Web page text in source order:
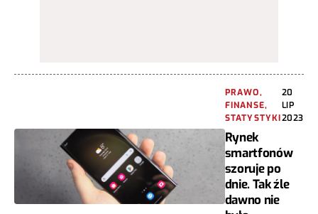
PRAWO,
FINANSE,
STATYSTYKI
20
LIP
2023
Rynek
smartfonów
szoruje po
dnie. Tak źle
dawno nie